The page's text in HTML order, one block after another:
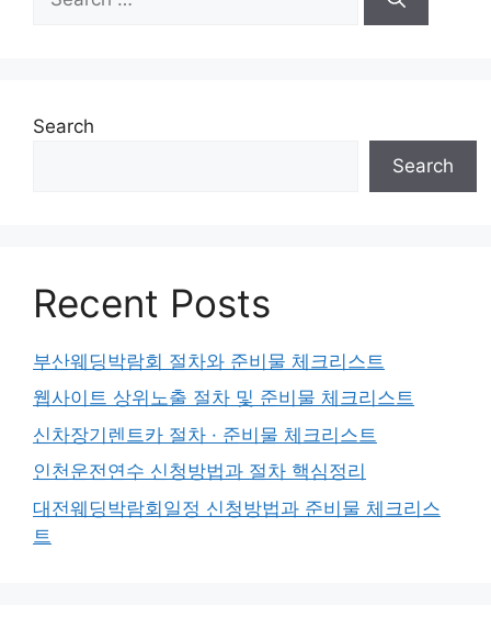
for:
Search
Search
Recent Posts
부산웨딩박람회 절차와 준비물 체크리스트
웹사이트 상위노출 절차 및 준비물 체크리스트
신차장기렌트카 절차 · 준비물 체크리스트
인천운전연수 신청방법과 절차 핵심정리
대전웨딩박람회일정 신청방법과 준비물 체크리스
트